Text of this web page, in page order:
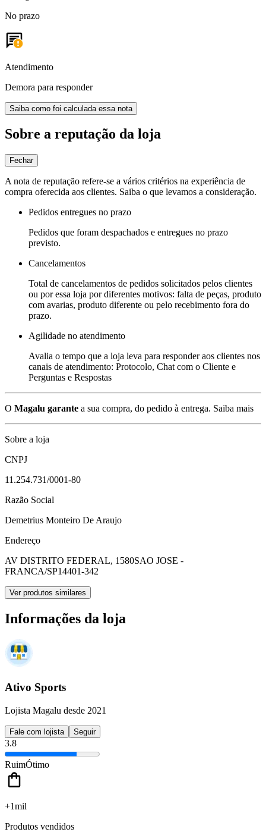
No prazo
Atendimento
Demora para responder
Saiba como foi calculada essa nota
Sobre a reputação da loja
Fechar
A nota de reputação refere-se a vários critérios na experiência de
compra oferecida aos clientes. Saiba o que levamos a consideração.
Pedidos entregues no prazo
Pedidos que foram despachados e entregues no prazo
previsto.
Cancelamentos
Total de cancelamentos de pedidos solicitados pelos clientes
ou por essa loja por diferentes motivos: falta de peças, produto
com avarias, produto diferente ou pelo recebimento fora do
prazo.
Agilidade no atendimento
Avalia o tempo que a loja leva para responder aos clientes nos
canais de atendimento: Protocolo, Chat com o Cliente e
Perguntas e Respostas
O Magalu garante a sua compra, do pedido à entrega. Saiba mais
Sobre a loja
CNPJ
11.254.731/0001-80
Razão Social
Demetrius Monteiro De Araujo
Endereço
AV DISTRITO FEDERAL, 1580SAO JOSE -
FRANCA/SP14401-342
Ver produtos similares
Informações da loja
Ativo Sports
Lojista Magalu desde 2021
Fale com lojista Seguir
3.8
RuimÓtimo
+1mil
Produtos vendidos